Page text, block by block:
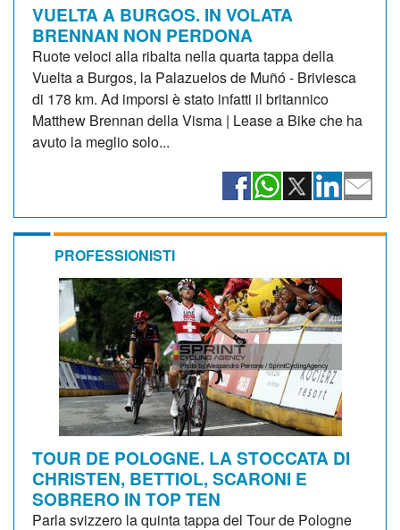
VUELTA A BURGOS. IN VOLATA
BRENNAN NON PERDONA
Ruote veloci alla ribalta nella quarta tappa della
Vuelta a Burgos, la Palazuelos de Muñó - Briviesca
di 178 km. Ad imporsi è stato infatti il britannico
Matthew Brennan della Visma | Lease a Bike che ha
avuto la meglio solo...
PROFESSIONISTI
TOUR DE POLOGNE. LA STOCCATA DI
CHRISTEN, BETTIOL, SCARONI E
SOBRERO IN TOP TEN
Parla svizzero la quinta tappa del Tour de Pologne